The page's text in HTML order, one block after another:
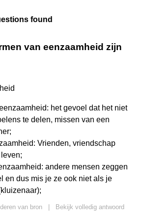
found
van eenzaamheid zijn
het gevoel dat het niet
te delen, missen van een
Vrienden, vriendschap
andere mensen zeggen
en dus mis je ze ook niet als je
van bron
Bekijk volledig antwoord